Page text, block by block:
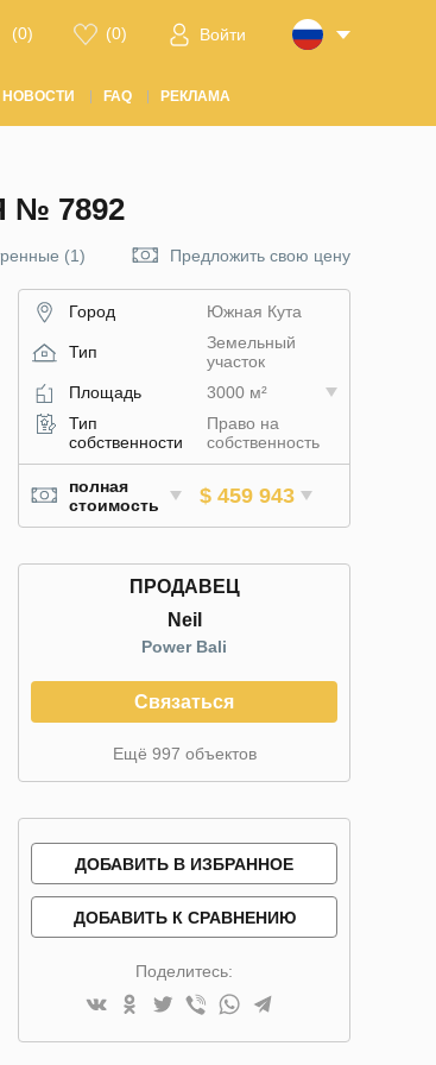
(0) (0) Войти
НОВОСТИ FAQ РЕКЛАМА
№ 7892
(1) Предложить свою цену
Город Южная Кута
Тип
Земельный
участок
Площадь
3000 м²
Тип
собственности
Право на
собственность
полная
стоимость
$ 459 943
ПРОДАВЕЦ
Neil
Power Bali
Связаться
Ещё 997 объектов
ДОБАВИТЬ В ИЗБРАННОЕ
ДОБАВИТЬ К СРАВНЕНИЮ
Поделитесь: